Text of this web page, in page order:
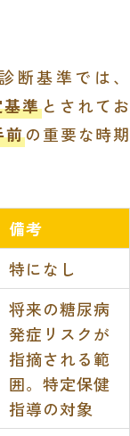
断基準では、
準とされてお
前の重要な時期
備考
特になし
将来の糖尿病
発症リスクが
指摘される範
囲。特定保健
指導の対象